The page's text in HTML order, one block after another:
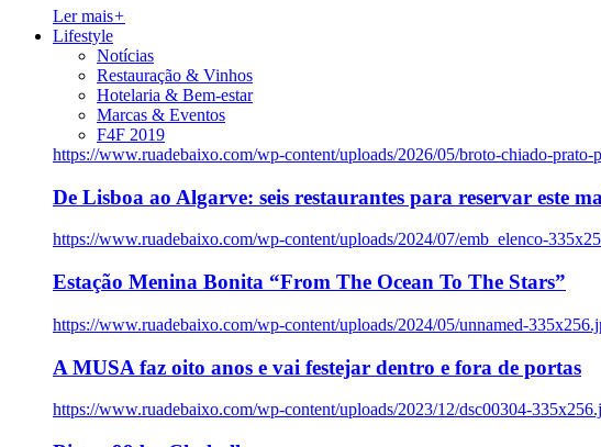
Ler mais+
Lifestyle
Notícias
Restauração & Vinhos
Hotelaria & Bem-estar
Marcas & Eventos
F4F 2019
https://www.ruadebaixo.com/wp-content/uploads/2026/05/broto-chiado-prato-
De Lisboa ao Algarve: seis restaurantes para reservar este
https://www.ruadebaixo.com/wp-content/uploads/2024/07/emb_elenco-
Estação Menina Bonita “From The Ocean To The Stars”
https://www.ruadebaixo.com/wp-content/uploads/2024/05/unnamed-
A MUSA faz oito anos e vai festejar dentro e fora de portas
https://www.ruadebaixo.com/wp-content/uploads/2023/12/dsc00304-